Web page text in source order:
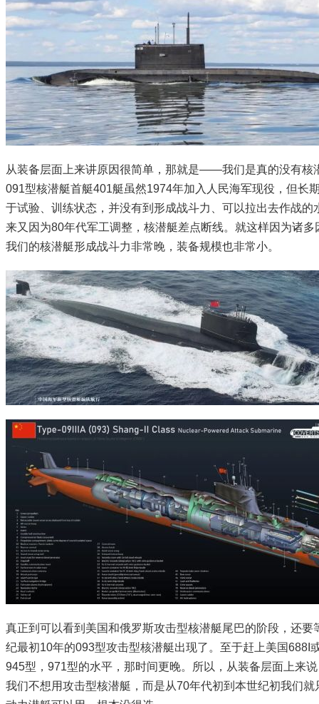
从装备层面上来讲原因很简单，那就是——我们是真的没有核
091型核潜艇首艇401艇虽然1974年加入人民海军现役，但长
于试验、训练状态，并没有到形成战斗力、可以拉出去作战的
来又因为80年代军工调整，核潜艇差点断线。就这样因为诸多
我们的核潜艇形成战斗力非常晚，装备规模也非常小。
真正到可以看到美国和俄罗斯攻击型核潜艇尾巴的阶段，还要
纪最初10年的093型攻击型核潜艇出现了。至于赶上美国688I
945型，971型的水平，那时间更晚。所以，从装备层面上来
我们不想用攻击型核潜艇，而是从70年代初到本世纪初我们就